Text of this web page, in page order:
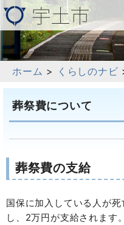
ホーム > くらしのナビ
葬祭費について
葬祭費の支給
国保に加入している人が
し、2万円が支給されます